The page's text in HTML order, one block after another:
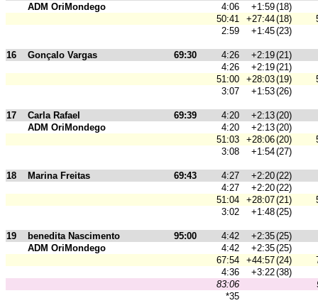
ADM OriMondego
4:06 +1:59(18)
50:41
+27:44(18)
2:59
+1:45(23)
16 Gonçalo Vargas 69:30 4:26 +2:19(21)
4:26
+2:19(21)
51:00
+28:03(19)
3:07
+1:53(26)
17 Carla Rafael 69:39 4:20 +2:13(20)
ADM OriMondego
4:20 +2:13(20)
51:03
+28:06(20)
3:08
+1:54(27)
18 Marina Freitas 69:43 4:27 +2:20(22)
4:27
+2:20(22)
51:04
+28:07(21)
3:02
+1:48(25)
19 benedita Nascimento 95:00 4:42 +2:35(25)
ADM OriMondego
4:42 +2:35(25)
67:54
+44:57(24)
4:36
+3:22(38)
83:06
*35